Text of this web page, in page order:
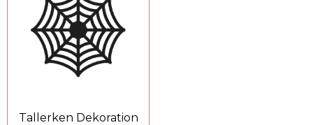
Tallerken Dekoration